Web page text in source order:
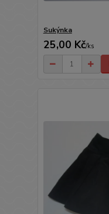
Sukýnka
25,00 Kč/ks